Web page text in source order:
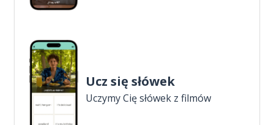
Ucz się słówek
Uczymy Cię słówek z filmów